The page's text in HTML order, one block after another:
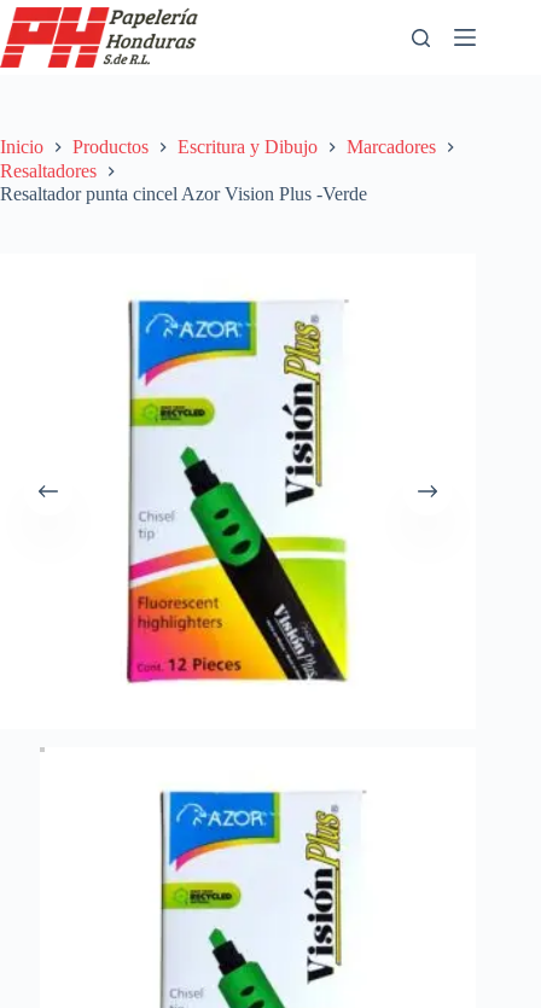
Saltar
al
contenido
Inicio Productos Escritura y Dibujo
Marcadores
Resaltadores
Resaltador punta cincel Azor Vision Plus -Verde